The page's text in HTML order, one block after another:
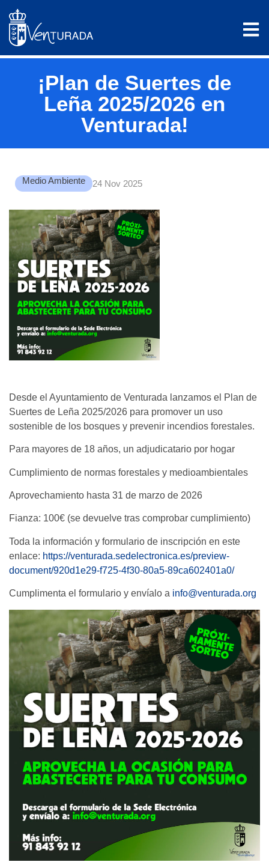
¡Plan de Suertes de
Leña 2025/2026 en
Venturada!
Medio Ambiente 24 Nov 2025
Desde el Ayuntamiento de Venturada lanzamos el Plan de
Suertes de Leña 2025/2026 para promover un uso
sostenible de los bosques y prevenir incendios forestales.
Para mayores de 18 años, un adjudicatario por hogar
Cumplimiento de normas forestales y medioambientales
Aprovechamiento hasta 31 de marzo de 2026
Fianza: 100€ (se devuelve tras comprobar cumplimiento)
Toda la información y formulario de inscripción en este
enlace: https://venturada.sedelectronica.es/preview-
document/920d1e29-f725-4f30-80a5-89ca602401a0/
Cumplimenta el formulario y envíalo a info@venturada.org